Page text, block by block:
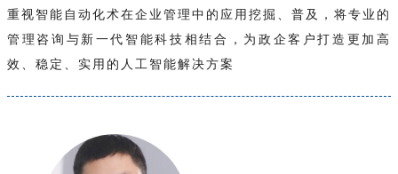
重视智能自动化术在企业管理中的应用挖掘、普及，将专业的
管理咨询与新一代智能科技相结合，为政企客户打造更加高
效、稳定、实用的人工智能解决方案